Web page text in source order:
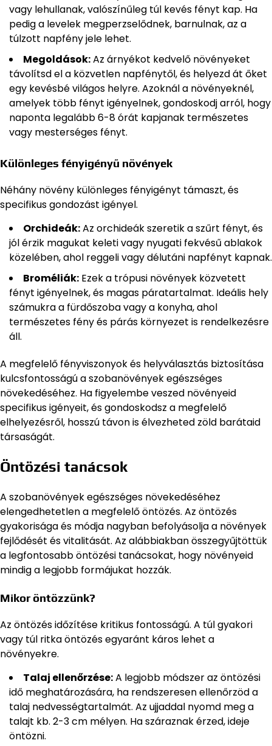
vagy lehullanak, valószínűleg túl kevés fényt kap. Ha
pedig a levelek megperzselődnek, barnulnak, az a
túlzott napfény jele lehet.
Megoldások:Az árnyékot kedvelő növényeket
távolítsd el a közvetlen napfénytől, és helyezd át őket
egy kevésbé világos helyre. Azoknál a növényeknél,
amelyek több fényt igényelnek, gondoskodj arról, hogy
naponta legalább 6-8 órát kapjanak természetes
vagy mesterséges fényt.
Különleges fényigényű növények
Néhány növény különleges fényigényt támaszt, és
specifikus gondozást igényel.
Orchideák:Az orchideák szeretik a szűrt fényt, és
jól érzik magukat keleti vagy nyugati fekvésű ablakok
közelében, ahol reggeli vagy délutáni napfényt kapnak.
Broméliák: Ezek a trópusi növények közvetett
fényt igényelnek, és magas páratartalmat. Ideális hely
számukra a fürdőszoba vagy a konyha, ahol
természetes fény és párás környezet is rendelkezésre
áll.
A megfelelő fényviszonyok és helyválasztás biztosítása
kulcsfontosságú a szobanövények egészséges
növekedéséhez. Ha figyelembe veszed növényeid
specifikus igényeit, és gondoskodsz a megfelelő
elhelyezésről, hosszú távon is élvezheted zöld barátaid
társaságát.
Öntözési tanácsok
A szobanövények egészséges növekedéséhez
elengedhetetlen a megfelelő öntözés. Az öntözés
gyakorisága és módja nagyban befolyásolja a növények
fejlődését és vitalitását. Az alábbiakban összegyűjtöttük
a legfontosabb öntözési tanácsokat, hogy növényeid
mindig a legjobb formájukat hozzák.
Mikor öntözzünk?
Az öntözés időzítése kritikus fontosságú. A túl gyakori
vagy túl ritka öntözés egyaránt káros lehet a
növényekre.
Talaj ellenőrzése:A legjobb módszer az öntözési
idő meghatározására, ha rendszeresen ellenőrzöd a
talaj nedvességtartalmát. Az ujjaddal nyomd meg a
talajt kb. 2-3 cm mélyen. Ha száraznak érzed, ideje
öntözni.